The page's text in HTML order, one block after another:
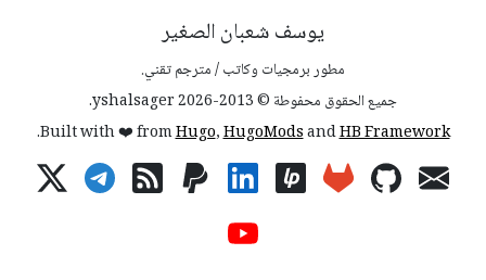
يوسف شعبان الصغير
مطور برمجيات وكاتب / مترجم تقني.
جميع الحقوق محفوطة © 2013-2026 yshalsager.
Built with ❤️ fromHugo,HugoModsandHB Framework
.